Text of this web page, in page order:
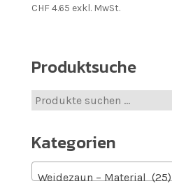
CHF4.65 exkl. MwSt.
Produktsuche
Suche
nach:
Kategorien
Weidezaun – Material (25)